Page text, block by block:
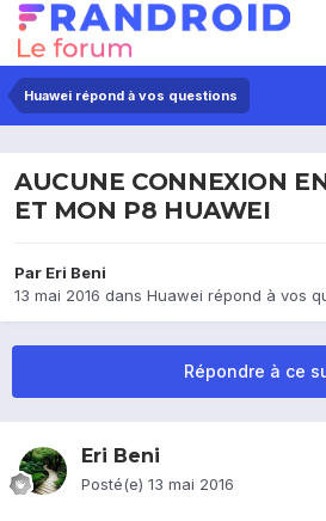
Huawei répond à vos questions
AUCUNE CONNEXION
ET MON P8 HUAWEI
Par Eri Beni
13 mai 2016 dans Huawei répond à vos
Répondre à ce
Eri Beni
Posté(e) 13 mai 2016